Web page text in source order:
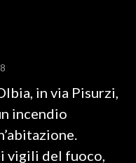
in via Pisurzi,
incendio
vigili del fuoco,